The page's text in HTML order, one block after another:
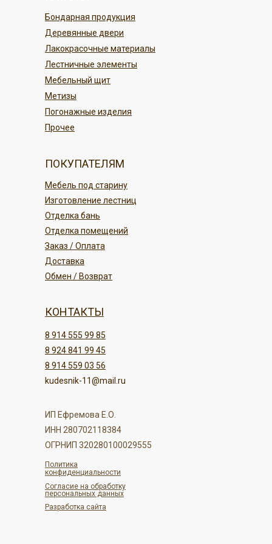
переводом
Безналичным платежом
ПОДРОБНЕЕ
Отделка бань
Изготовление лестниц
Мебель под старину
ПОКУПАТЕЛЯМ
Прочее
Метизы
Деревянные двери
Лакокрасочные материалы
Погонажные изделия
Мебельный щит
Лестничные элементы
Бондарная продукция
Политика
конфиденциальности
kudesnik-11@mail.ru
8 914 559 03 56
8 914 555 99 85
8 924 841 99 45
КОНТАКТЫ
Обмен / Возврат
Отделка помещений
Заказ / Оплата
Доставка
Разработка сайта
ОГРНИП 320280100029555
ИНН 280702118384
ИП Ефремова Е.О.
Согласие на обработку
персональных данных